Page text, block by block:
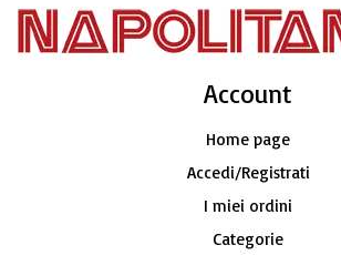
Account​
Home page
Accedi/Registrati
I miei ordini
Categorie